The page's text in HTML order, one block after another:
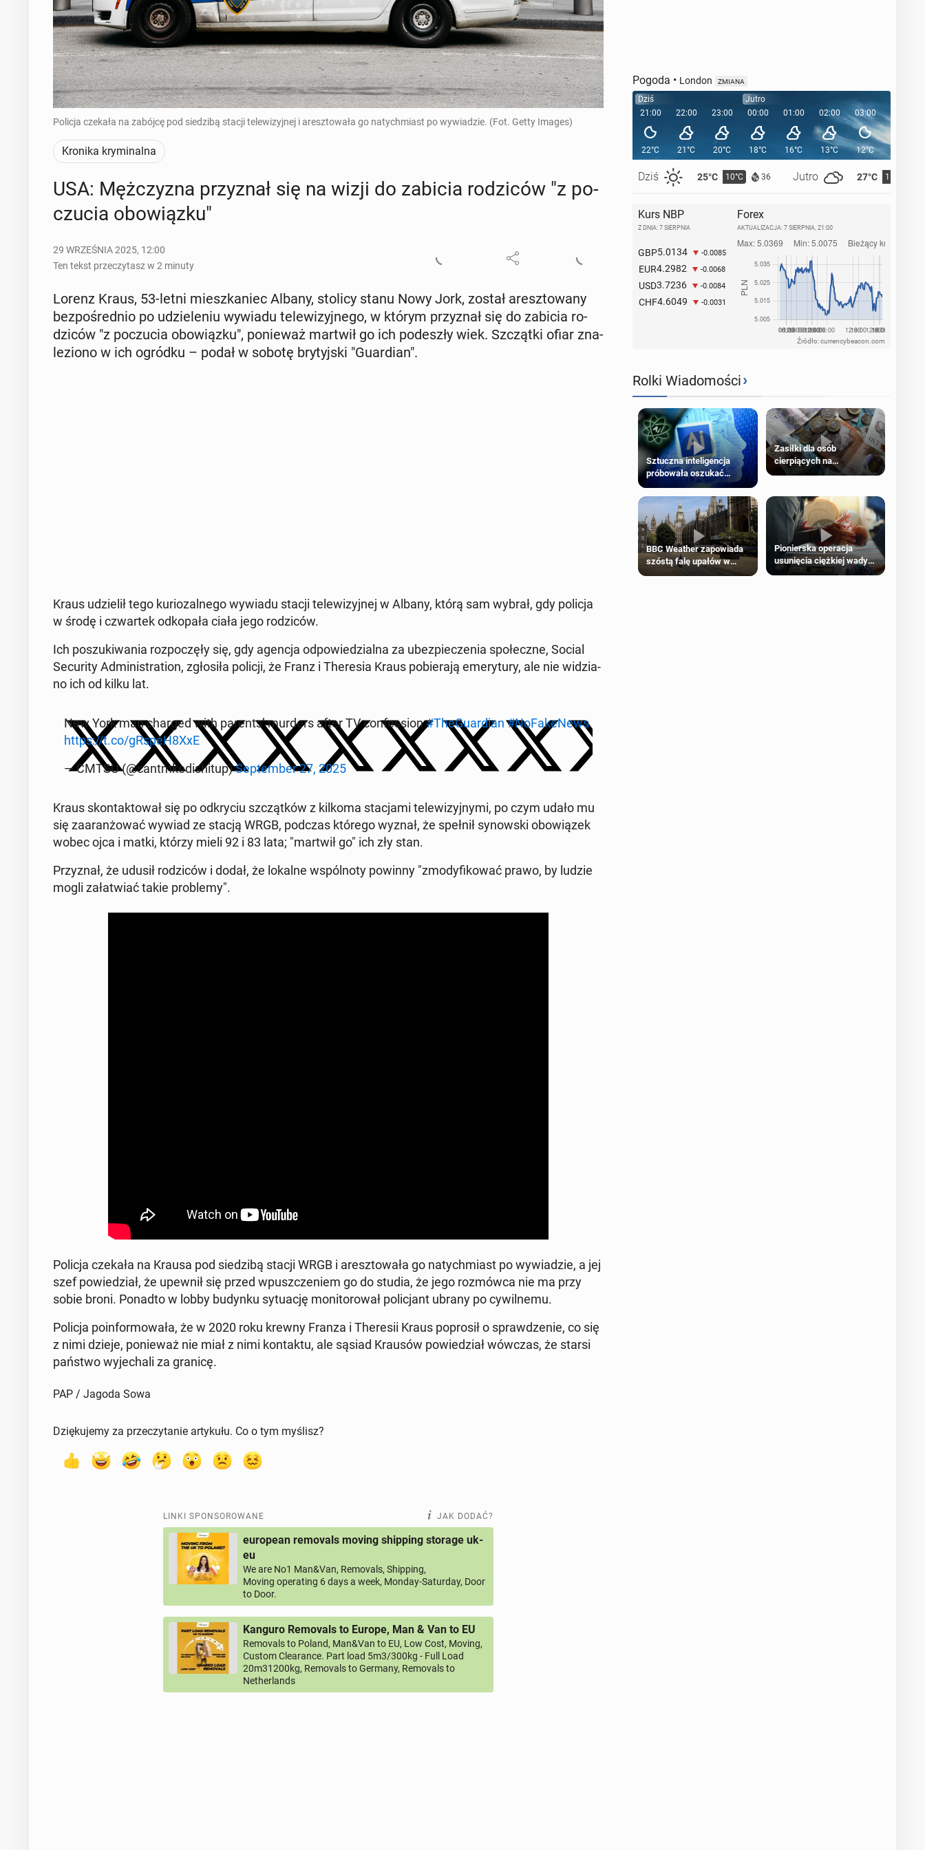
Policja czekała na zabójcę pod siedzibą stacji telewizyjnej i aresztowała go natychmiast po wywiadzie. (Fot. Getty Images)
Kronika kryminalna
USA: Męż­czy­zna przy­znał się na wizji do zabicia ro­dzi­ców "z po­
czu­cia obo­wiąz­ku"
29 WRZEŚNIA 2025, 12:00
Ten tekst przeczytasz w 2 minuty
Lorenz Kraus, 53-letni miesz­ka­niec Albany, stolicy stanu Nowy Jork, został aresz­to­wa­ny
bez­po­śred­nio po udzie­le­niu wywiadu te­le­wi­zyj­ne­go, w którym przy­znał się do zabicia ro­
dzi­ców "z po­czu­cia obo­wiąz­ku", po­nie­waż martwił go ich po­de­szły wiek. Szcząt­ki ofiar zna­
le­zio­no w ich ogródku – podał w sobotę bry­tyj­ski "Gu­ar­dian".
Kraus udzie­lił tego ku­rio­zal­ne­go wywiadu stacji te­le­wi­zyj­nej w Albany, którą sam wybrał, gdy policja
w środę i czwar­tek od­ko­pa­ła ciała jego ro­dzi­ców.
Ich po­szu­ki­wa­nia roz­po­czę­ły się, gdy agencja od­po­wie­dzial­na za ubez­pie­cze­nia spo­łecz­ne, Social
Se­cu­ri­ty Ad­mi­ni­stra­tion, zgło­si­ła policji, że Franz i The­re­sia Kraus po­bie­ra­ją eme­ry­tu­ry, ale nie wi­dzia­
no ich od kilku lat.
New York man charged with parents’ murders after TV con­fes­sion#The­Gu­ar­dian #No­Fa­ke­News
https://t.co/gRspeH8XxE
— CMTSU (@cantm­ke­di­shi­tup)Sep­tem­ber 27, 2025
Kraus skon­tak­to­wał się po od­kry­ciu szcząt­ków z kilkoma sta­cja­mi te­le­wi­zyj­ny­mi, po czym udało mu
się za­aran­żo­wać wywiad ze stacją WRGB, podczas którego wyznał, że spełnił sy­now­ski obo­wią­zek
wobec ojca i matki, którzy mieli 92 i 83 lata; "martwił go" ich zły stan.
Przy­znał, że udusił ro­dzi­ców i dodał, że lokalne wspól­no­ty powinny "zmo­dy­fi­ko­wać prawo, by ludzie
mogli za­ła­twiać takie pro­ble­my".
Policja czekała na Krausa pod sie­dzi­bą stacji WRGB i aresz­to­wa­ła go na­tych­miast po wy­wia­dzie, a jej
szef po­wie­dział, że upewnił się przed wpusz­cze­niem go do studia, że jego roz­mów­ca nie ma przy
sobie broni. Ponadto w lobby budynku sy­tu­ację mo­ni­to­ro­wał po­li­cjant ubrany po cy­wil­ne­mu.
Policja po­in­for­mo­wa­ła, że w 2020 roku krewny Franza i The­re­sii Kraus po­pro­sił o spraw­dze­nie, co się
z nimi dzieje, po­nie­waż nie miał z nimi kon­tak­tu, ale sąsiad Krausów po­wie­dział wówczas, że starsi
państwo wy­je­cha­li za granicę.
PAP / Jagoda Sowa
Dziękujemy za przeczytanie artykułu. Co o tym myślisz?
LINKI SPONSOROWANE JAK DODAĆ?
european removals moving shipping storage uk-
eu
We are No1 Man&Van, Removals, Shipping,
Moving operating 6 days a week, Monday-Saturday, Door
to Door.
Kanguro Removals to Europe, Man & Van to EU
Removals to Poland, Man&Van to EU, Low Cost, Moving,
Custom Clearance. Part load 5m3/300kg - Full Load
20m31200kg, Removals to Germany, Removals to
Netherlands
Pogoda • London ZMIANA
Dziś
21:00
22°C
Dziś 25°C 10°C 36 Jutro 27°C 11°C
22:00
21°C
23:00
20°C
Jutro
00:00
18°C
01:00
16°C
02:00
13°C
03:00
12°C
04:00
Kurs NBP
Z DNIA: 7 SIERPNIA
GBP5.0134 -0.0085
EUR4.2982 -0.0068
USD3.7236 -0.0084
CHF4.6049 -0.0031
Forex
AKTUALIZACJA: 7 SIERPNIA, 21:00
Źródło: currencybeacon.com
Rolki Wiadomości›
Sztuczna inteligencja
próbowała oszukać
człowieka
Zasiłki dla osób
cierpiących na
schorzenia psychiczne
BBC Weather zapowiada
szóstą falę upałów w
Londynie
Pionierska operacja
usunięcia ciężkiej wady
wrodzonej płodu w łonie